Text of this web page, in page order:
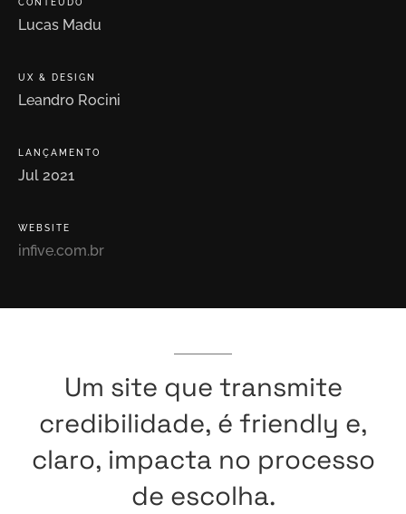
Lucas Madu
UX & DESIGN
Leandro Rocini
LANÇAMENTO
Jul 2021
WEBSITE
infive.com.br
Um site que transmite
credibilidade, é friendly e,
claro, impacta no processo
de escolha.